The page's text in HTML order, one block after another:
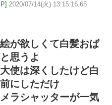
2020/07/14(火) 13:15:16.65
が欲しくて白髪おば
思うよ
使は深くしたけど白
にしただけ
ラシャッターが一気